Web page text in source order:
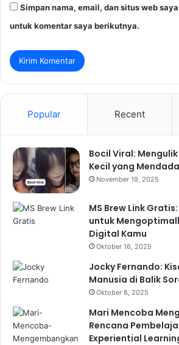
Simpan nama, email, dan situs web
untuk komentar saya berikutnya.
Popular Recent
Bocil Viral:
Kecil yang
November 19, 2025
MS Brew Link
untuk
Digital Kamu
Oktober 16, 2025
Jocky Fernando:
Manusia di Balik
Oktober 8, 2025
Mari Mencoba
Rencana
Experiential